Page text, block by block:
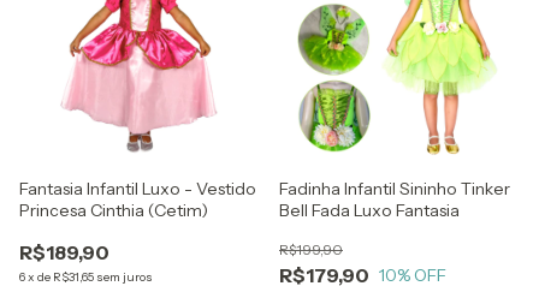
Fantasia Infantil Luxo - Vestido
Princesa Cinthia (Cetim)
R$189,90
6x de R$31,65 sem juros
Fadinha Infantil Sininho Tinker
Bell Fada Luxo Fantasia
R$179,90
R$199,90
10% OFF